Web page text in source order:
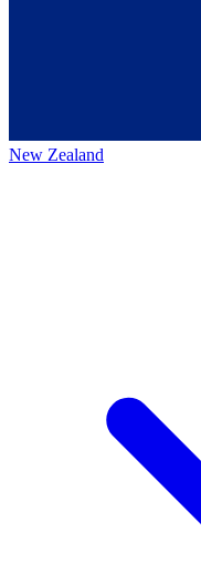
New Zealand